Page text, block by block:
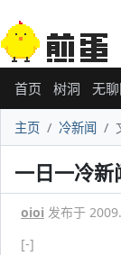
首页 树洞 无
主页 冷新闻
一日一冷
oioi 发布于
[-]